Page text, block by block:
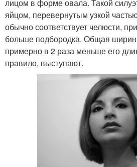
лицом в форме овала. Такой
яйцом, перевернутым узкой
обычно соответствует челюсти,
больше подбородка. Общая
примерно в 2 раза меньше его
правило, выступают.